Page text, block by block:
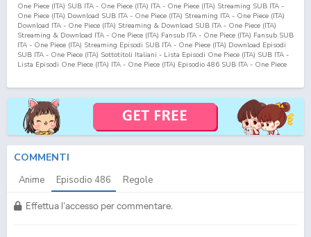
One Piece (ITA) SUB ITA - One Piece (ITA) ITA - One Piece (ITA) Streaming SUB ITA -
One Piece (ITA) Download SUB ITA - One Piece (ITA) Streaming ITA - One Piece (ITA)
Download ITA - One Piece (ITA) Streaming & Download SUB ITA - One Piece (ITA)
Streaming & Download ITA - One Piece (ITA) Fansub ITA - One Piece (ITA) Fansub SUB
ITA - One Piece (ITA) Streaming Episodi SUB ITA - One Piece (ITA) Download Episodi
SUB ITA - One Piece (ITA) Sottotitoli Italiani - Lista Episodi One Piece (ITA) SUB ITA -
Lista Episodi One Piece (ITA) ITA - One Piece (ITA) Episodio 486 SUB ITA - One Piece
COMMENTI
Anime Episodio 486 Regole
Effettua l'accesso per commentare.